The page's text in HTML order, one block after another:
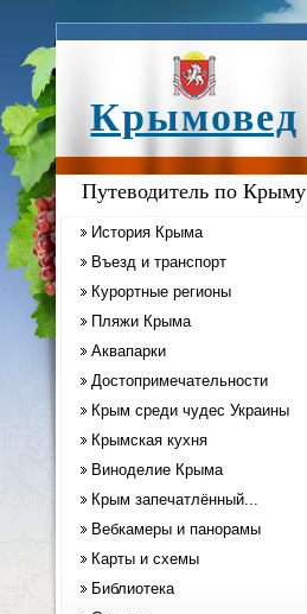
Крымовед
Путеводитель по Крыму
История Крыма
Въезд и транспорт
Курортные регионы
Пляжи Крыма
Аквапарки
Достопримечательности
Крым среди чудес Украины
Крымская кухня
Виноделие Крыма
Крым запечатлённый...
Вебкамеры и панорамы
Карты и схемы
Библиотека